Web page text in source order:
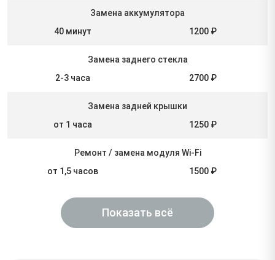
Замена аккумулятора
40 минут
1200 ₽
Замена заднего стекла
2-3 часа
2700 ₽
Замена задней крышки
от 1 часа
1250 ₽
Ремонт / замена модуля Wi-Fi
от 1,5 часов
1500 ₽
Показать всё